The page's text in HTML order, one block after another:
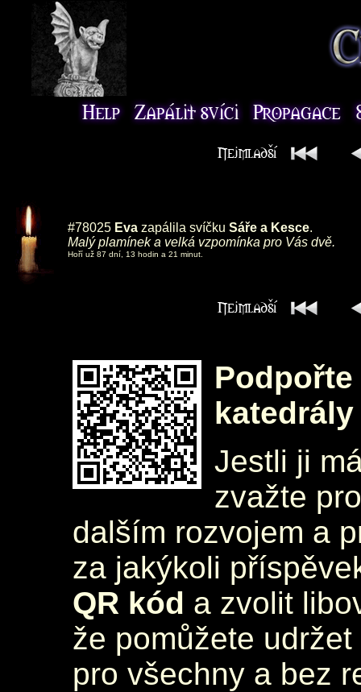
#78025 Eva zapálila svíčku Sáře a Kesce.
Malý plamínek a velká vzpomínka pro Vás dvě.
Hoří už 87 dní, 13 hodin a 21 minut.
katedrály
Jestli ji
zvažte
dalším rozvojem a
za jakýkoli
QR kód a zvolit
že pomůžete
pro všechny a bez